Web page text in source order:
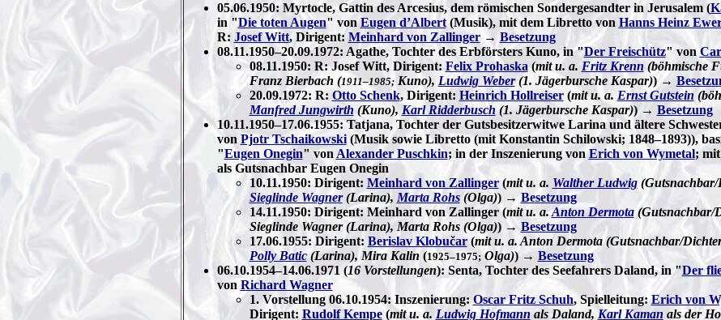
05.06.1950: Myrtocle, Gattin des Arcesius, dem römischen Sondergesandter in Jerusalem (
in "Die toten Augen" von Eugen d’Albert(Musik), mit dem Libretto von Hanns Heinz
R: Josef Witt, Dirigent: Meinhard von Zallinger→ Besetzung
08.11.1950–20.09.1972: Agathe, Tochter des Erbförsters Kuno, in "Der Freischütz" von
08.11.1950: R: Josef Witt, Dirigent: Felix Prohaska(mit u. a. Fritz Krenn (böhmische
Franz Bierbach (1911–1985;Kuno), Ludwig Weber(1. Jägerbursche Kaspar)) →
20.09.1972: R: Otto Schenk, Dirigent: Heinrich Hollreiser(mit u. a. Ernst Gutstein
Manfred Jungwirth(Kuno), Karl Ridderbusch (1. Jägerbursche Kaspar)) → Besetzung
10.11.1950–17.06.1955: Tatjana, Tochter der Gutsbesitzerwitwe Larina und ältere
von Pjotr Tschaikowski(Musik sowie Libretto (mit Konstantin Schilowski; 1848–1893)),
"Eugen Onegin" von Alexander Puschkin; in der Inszenierung vonErich von Wymetal; mit
als Gutsnachbar Eugen Onegin
10.11.1950: Dirigent: Meinhard von Zallinger(mit u. a. Walther Ludwig(Gutsnachbar/
Sieglinde Wagner(Larina), Marta Rohs(Olga)) →Besetzung
14.11.1950: Dirigent: Meinhard von Zallinger (mit u. a.Anton Dermota(Gutsnachbar/
Sieglinde Wagner (Larina), Marta Rohs (Olga)) →Besetzung
17.06.1955: Dirigent: Berislav Klobučar(mit u. a. Anton Dermota (Gutsnachbar/
Polly Batic(Larina), Mira Kalin (1925–1975;Olga)) → Besetzung
06.10.1954–14.06.1971 (16 Vorstellungen): Senta, Tochter des Seefahrers Daland, in "Der
von Richard Wagner
1. Vorstellung 06.10.1954: Inszenierung: Oscar Fritz Schuh, Spielleitung:Erich von
Dirigent: Rudolf Kempe(mit u. a. Ludwig Hofmann als Daland, Karl Kaman als der